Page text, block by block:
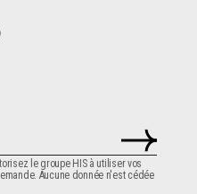
le groupe HIS à utiliser vos
Aucune donnée n'est cédée